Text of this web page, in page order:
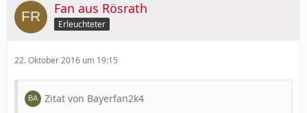
Fan aus Rösrath
Erleuchteter
22. Oktober 2016 um 19:15
Zitat von Bayerfan2k4